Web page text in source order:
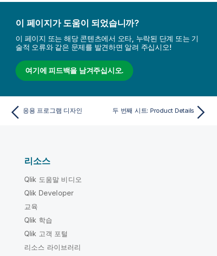
이 페이지가 도움이 되었습니까?
이 페이지 또는 해당 콘텐츠에서 오타, 누락된 단계 또는 기
술적 오류와 같은 문제를 발견하면 알려 주십시오!
여기에 피드백을 남겨주십시오.
응용 프로그램 디자인 두 번째 시트: Product Details
리소스
Qlik 도움말 비디오
Qlik Developer
교육
Qlik 학습
Qlik 고객 포털
리소스 라이브러리